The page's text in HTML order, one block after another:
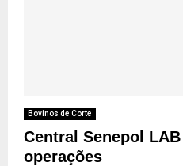
Bovinos de Corte
Central Senepol
operações